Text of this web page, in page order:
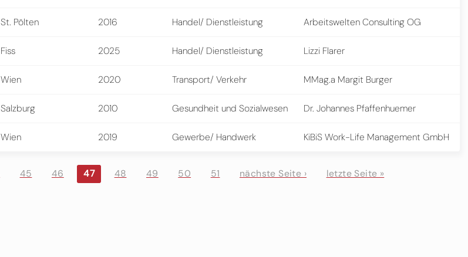
St. Pölten 2016 Handel/ Dienstleistung Arbeitswelten Consulting OG
Fiss 2025 Handel/ Dienstleistung Lizzi Flarer
Wien 2020 Transport/ Verkehr MMag.a Margit Burger
Salzburg 2010 Gesundheit und Sozialwesen Dr. Johannes Pfaffenhuemer
Wien 2019 Gewerbe/ Handwerk KiBiS Work-Life Management GmbH
45 46 47 48 49 50 51 nächste Seite › letzte Seite »